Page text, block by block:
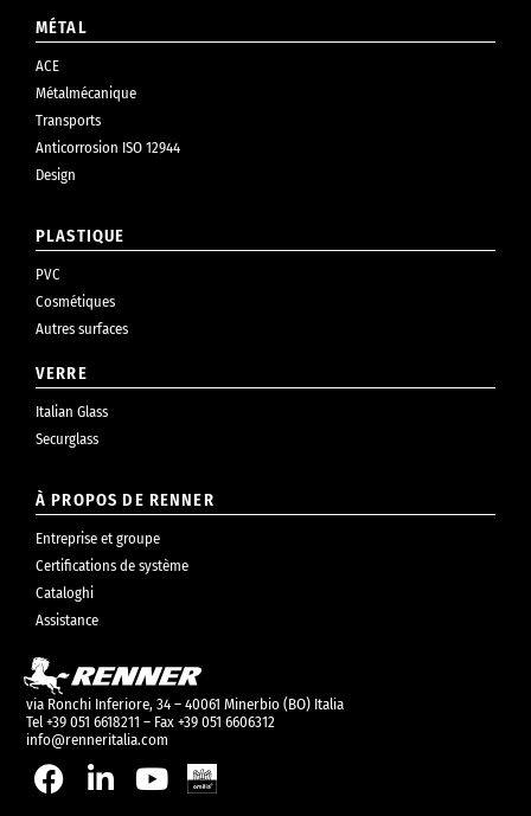
MÉTAL
ACE
Métalmécanique
Transports
Anticorrosion ISO 12944
Design
PLASTIQUE
PVC
Cosmétiques
Autres surfaces
VERRE
Italian Glass
Securglass
À PROPOS DE RENNER
Entreprise et groupe
Certifications de système
Cataloghi
Assistance
via Ronchi Inferiore, 34 – 40061 Minerbio (BO) Italia
Tel +39 051 6618211 – Fax +39 051 6606312
info@renneritalia.com